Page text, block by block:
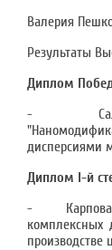
Валерия
Результаты
Диплом
-
дисперсиями
Диплом I-й
- Карпова
комплексных
производстве